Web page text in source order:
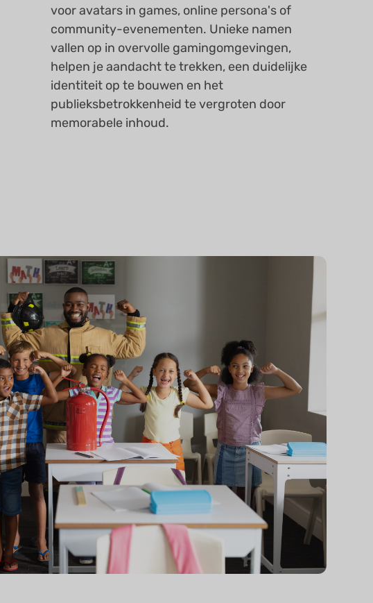
voor avatars in games, online persona's of
community-evenementen. Unieke namen
vallen op in overvolle gamingomgevingen,
helpen je aandacht te trekken, een duidelijke
identiteit op te bouwen en het
publieksbetrokkenheid te vergroten door
memorabele inhoud.